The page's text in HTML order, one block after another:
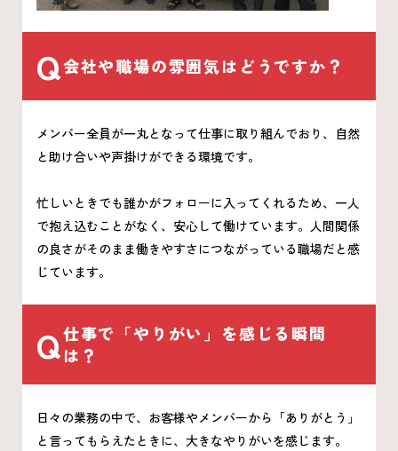
Q会社や職場の雰囲気はどうですか？
メンバー全員が一丸となって仕事に取り組んでおり、自然
と助け合いや声掛けができる環境です。
忙しいときでも誰かがフォローに入ってくれるため、一人
で抱え込むことがなく、安心して働けています。人間関係
の良さがそのまま働きやすさにつながっている職場だと感
じています。
Q仕事で「やりがい」を感じる瞬間
は？
日々の業務の中で、お客様やメンバーから「ありがとう」
と言ってもらえたときに、大きなやりがいを感じます。